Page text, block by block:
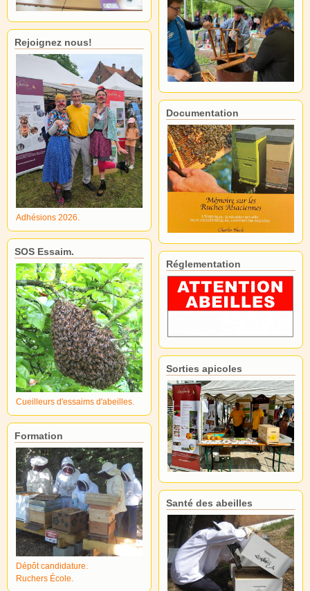
Rejoignez nous!
Adhésions 2026.
SOS Essaim.
Cueilleurs d'essaims d'abeilles.
Formation
Dépôt candidature.
Ruchers École.
Documentation
Réglementation
Sorties apicoles
Santé des abeilles